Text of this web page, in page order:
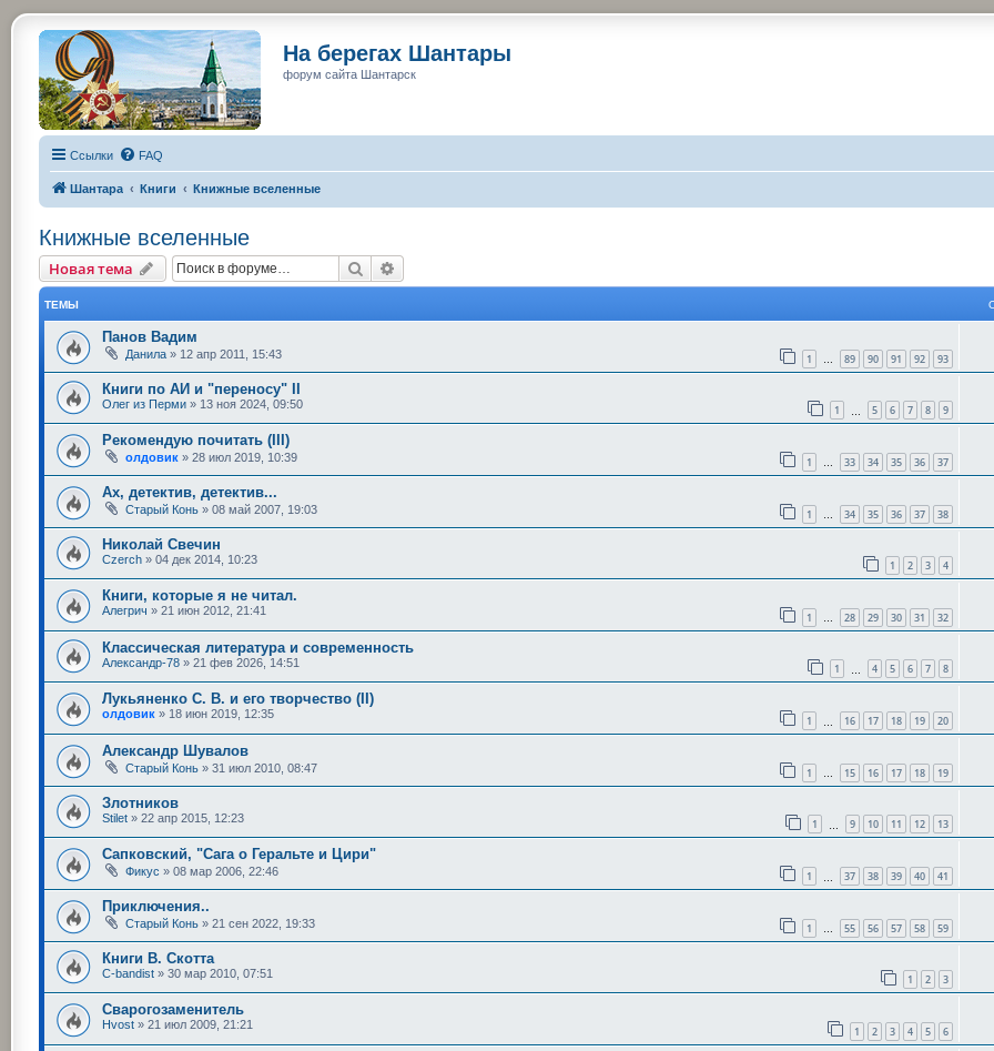
На берегах Шантары
форум сайта Шантарск
Ссылки FAQ
Шантара Книги Книжные вселенные
Книжные вселенные
Новая тема Поиск
ТЕМЫ
Панов Вадим
Данила » 12 апр 2011, 15:43 1 … 89 90 91 92 93
Книги по АИ и "переносу" II
Олег из Перми » 13 ноя 2024, 09:50 1 5 6 7 8 9
Рекомендую почитать (III)
олдовик » 28 июл 2019, 10:39 1 … 33 34 35 36 37
Ах, детектив, детектив...
Старый Конь » 08 май 2007, 19:03 1 … 34 35 36 37 38
Николай Свечин
Czerch » 04 дек 2014, 10:23 1 2 3 4
Книги, которые я не читал.
Алегрич » 21 июн 2012, 21:41 1 … 28 29 30 31 32
Классическая литература и современность
Александр-78 » 21 фев 2026, 14:51 1 4 5 6 7 8
Лукьяненко С. В. и его творчество (II)
олдовик » 18 июн 2019, 12:35 1 16 17 18 19 20
Александр Шувалов
Старый Конь » 31 июл 2010, 08:47 1 … 15 16 17 18 19
Злотников
Stilet » 22 апр 2015, 12:23 1 9 10 11 12 13
Сапковский, "Сага о Геральте и Цири"
Фикус » 08 мар 2006, 22:46 1 37 38 39 40 41
Приключения..
Старый Конь » 21 сен 2022, 19:33 1 … 55 56 57 58 59
Книги В. Скотта
C-bandist » 30 мар 2010, 07:51 1 2 3
Сварогозаменитель
Hvost » 21 июл 2009, 21:21 1 2 3 4 5 6